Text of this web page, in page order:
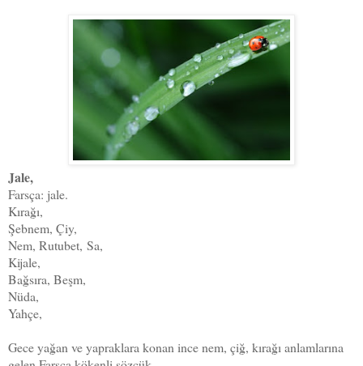
Jale,
Farsça: jale.
Kırağı,
Şebnem, Çiy,
Nem, Rutubet, Sa,
Kijale,
Bağsıra, Beşm,
Nüda,
Yahçe,
Gece yağan ve yapraklara konan ince nem, çiğ, kırağı anlamlarına